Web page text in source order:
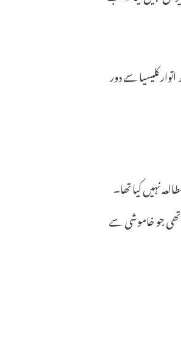
کلیسیا سے دور
نہیں کیا تھا۔
تھی جو خاموشی سے